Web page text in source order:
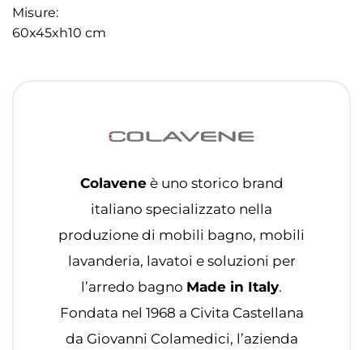
Misure:
60x45xh10 cm
Colaveneè uno storico brand
italiano specializzato nella
produzione di mobili bagno, mobili
lavanderia, lavatoi e soluzioni per
l’arredo bagno Made in Italy.
Fondata nel 1968 a Civita Castellana
da Giovanni Colamedici, l’azienda